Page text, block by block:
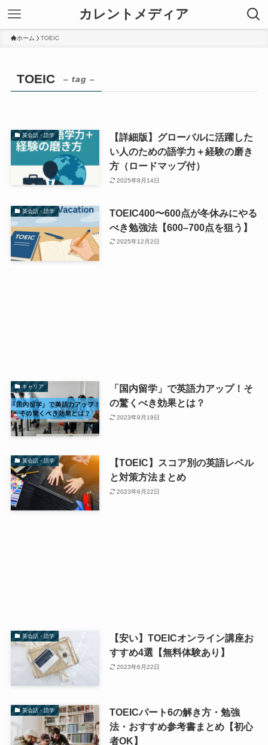
カレントメディア
ホーム TOEIC
TOEIC – tag –
英会話・語学
【詳細版】グローバルに活躍した
い人のための語学力＋経験の磨き
方（ロードマップ付）
2025年8月14日
英会話・語学
TOEIC400〜600点が冬休みにやる
べき勉強法【600–700点を狙う】
2025年12月2日
キャリア
「国内留学」で英語力アップ！そ
の驚くべき効果とは？
2023年9月19日
英会話・語学
【TOEIC】スコア別の英語レベル
と対策方法まとめ
2023年6月22日
英会話・語学
【安い】TOEICオンライン講座お
すすめ4選【無料体験あり】
2023年6月22日
英会話・語学
TOEICパート6の解き方・勉強
法・おすすめ参考書まとめ【初心
者OK】